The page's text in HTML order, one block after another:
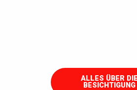
ALLES ÜBER DIE
BESICHTIGUNG